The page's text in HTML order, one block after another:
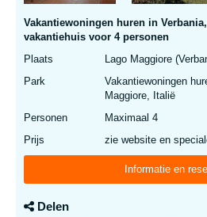
Vakantiewoningen huren in
vakantiehuis voor 4 personen
Plaats
Lago Maggiore
Park
Vakantiewoningen
Maggiore, Italië
Personen
Maximaal 4
Prijs
zie website en
Informatie en
Delen